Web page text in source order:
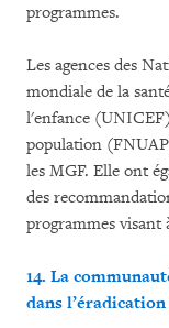
programmes.
Les agences des
mondiale de la
l'enfance
population
les MGF. Elle ont
des
programmes visant
14. La
dans l’éradication